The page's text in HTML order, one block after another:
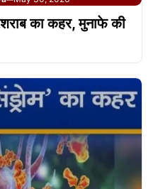
का कहर, मुनाफे की